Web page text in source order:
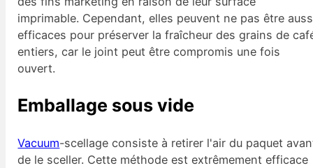
imprimable. Cependant, elles peuvent ne pas être
efficaces pour préserver la fraîcheur des grains de
entiers, car le joint peut être compromis une fois
ouvert.
Emballage sous vide
Vacuum-scellage consiste à retirer l'air du paquet
de le sceller. Cette méthode est extrêmement efficace